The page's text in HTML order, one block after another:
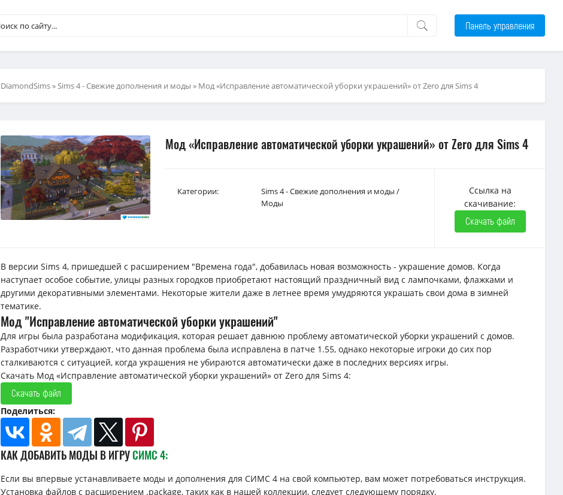
Панель управления
DiamondSims»Sims 4 - Свежие дополнения и моды » Мод «Исправление автоматической уборки украшений» от Zero для Sims 4
Мод «Исправление автоматической уборки украшений» от Zero для Sims 4
Категории: Sims 4 - Свежие дополнения и моды /
Моды
Ссылка на
скачивание:
Скачать файл
В версии Sims 4, пришедшей с расширением "Времена года", добавилась новая возможность - украшение домов. Когда
наступает особое событие, улицы разных городков приобретают настоящий праздничный вид с лампочками, флажками и
другими декоративными элементами. Некоторые жители даже в летнее время умудряются украшать свои дома в зимней
тематике.
Мод "Исправление автоматической уборки украшений"
Для игры была разработана модификация, которая решает давнюю проблему автоматической уборки украшений с домов.
Разработчики утверждают, что данная проблема была исправлена в патче 1.55, однако некоторые игроки до сих пор
сталкиваются с ситуацией, когда украшения не убираются автоматически даже в последних версиях игры.
Скачать Мод «Исправление автоматической уборки украшений» от Zero для Sims 4:
Скачать файл
Поделиться:
КАК ДОБАВИТЬ МОДЫ В ИГРУСИМС 4:
Если вы впервые устанавливаете моды и дополнения для СИМС 4 на свой компьютер, вам может потребоваться инструкция.
Установка файлов с расширением .package, таких как в нашей коллекции, следует следующему порядку.